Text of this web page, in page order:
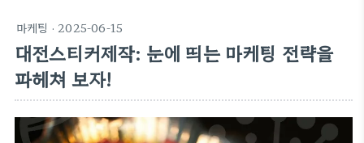
마케팅 · 2025-06-15
대전스티커제작: 눈에 띄는 마케팅 전략을
파헤쳐 보자!